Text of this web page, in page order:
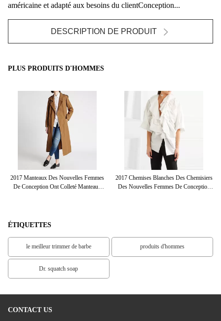
américaine et adapté aux besoins du clientConception...
DESCRIPTION DE PRODUIT
PLUS PRODUITS D'HOMMES
2017 Manteaux Des Nouvelles Femmes
De Conception Ont Colleté Manteaux
2017 Chemises Blanches Des Chemisiers
Des Nouvelles Femmes De Conception
ÉTIQUETTES
le meilleur trimmer de barbe produits d'hommes
Dr. squatch soap
CONTACT US